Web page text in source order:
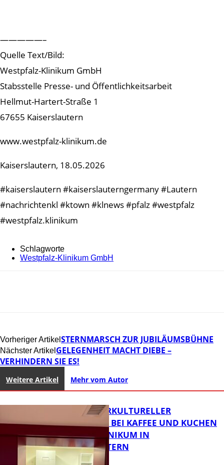
—————–
Quelle Text/Bild:
Westpfalz-Klinikum GmbH
Stabsstelle Presse- und Öffentlichkeitsarbeit
Hellmut-Hartert-Straße 1
67655 Kaiserslautern
www.westpfalz-klinikum.de
Kaiserslautern, 18.05.2026
#kaiserslautern #kaiserslauterngermany #Lautern
#nachrichtenkl #ktown #klnews #pfalz #westpfalz
#westpfalz.klinikum
Schlagworte
Westpfalz-Klinikum GmbH
Vorheriger Artikel STERNMARSCH ZUR JUBILÄUMSBÜHNE
Nächster Artikel GELEGENHEIT MACHT DIEBE –
VERHINDERN SIE ES!
Weitere Artikel Mehr vom Autor
NEUER INTERKULTURELLER
TREFFPUNKT BEI KAFFEE UND KUCHEN
IM PFALZKLINIKUM IN
KAISERSLAUTERN